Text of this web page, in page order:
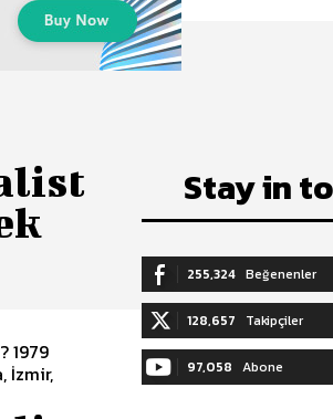
İzmir,
Stay in
255,324 Beğenenler
128,657 Takipçiler
97,058 Abone